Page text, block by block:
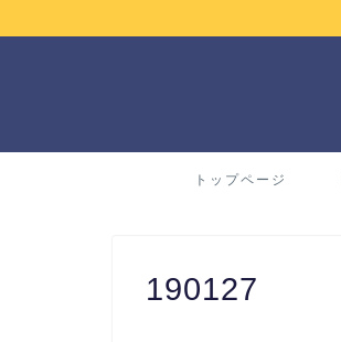
トップページ
190127